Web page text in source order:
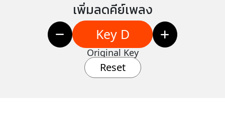
เพิ่มลดคีย์เพลง
Key D
Original Key
Reset